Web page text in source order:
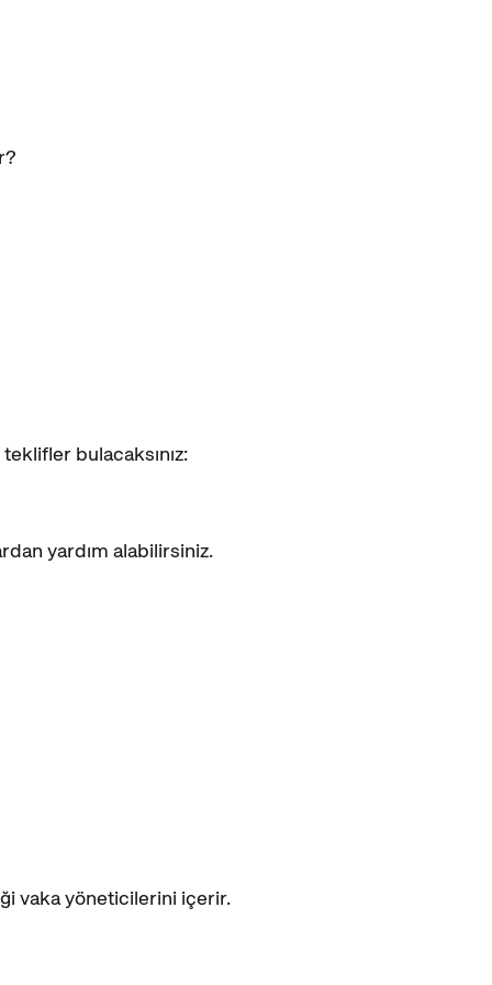
bulacaksınız:
yardım alabilirsiniz.
vaka yöneticilerini içerir.